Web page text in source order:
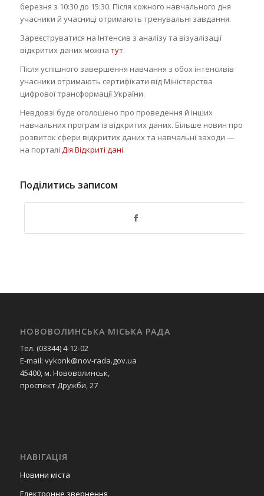
березня з 10:30 до 15:30. Після кожного навчального дня
учасники й учасниці отримають тренувальні завдання.
Зареєструватися на Інтенсив з аналізу та візуалізації
відкритих даних можна тут.
Після успішного завершення навчання з обох інтенсивів
учасники отримають сертифікати від Міністерства
цифрової трансформації України.
Невдовзі буде оголошено про проведення й інших
навчальних програм із відкритих даних. Більше новин про
розвиток сфери відкритих даних та навчальні заходи —
на порталі Дія.Відкриті дані.
Поділитись записом
НОВОВОЛИНСЬКА МІСЬКА РАДА
Тел. (03344) 4-12-02
E-mail: vykonk@nov-rada.gov.ua
45400, м. Нововолинськ,
проспект Дружби, 27
НАВІГАЦІЯ
Новини міста